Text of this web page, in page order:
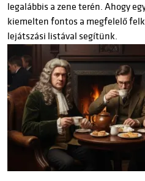
legalábbis a zene terén. Ahogy
kiemelten fontos a megfelelő
lejátszási listával segítünk.